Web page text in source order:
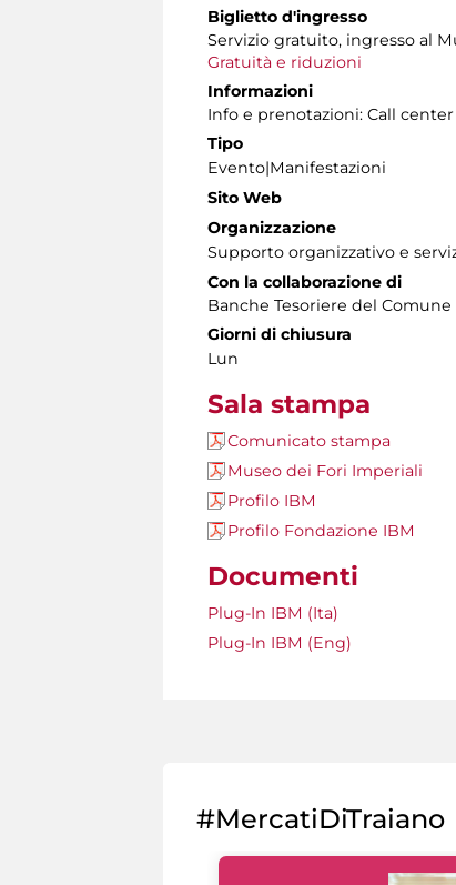
Biglietto d'ingresso
Servizio gratuito, ingresso al
Gratuità e riduzioni
Informazioni
Info e prenotazioni: Call
Tipo
Evento|Manifestazioni
Sito Web
Organizzazione
Supporto organizzativo e
Con la collaborazione di
Banche Tesoriere del
Giorni di chiusura
Lun
Sala stampa
Comunicato stampa
Museo dei Fori Imperiali
Profilo IBM
Profilo Fondazione IBM
Documenti
Plug-In IBM (Ita)
Plug-In IBM (Eng)
#MercatiDiTraiano